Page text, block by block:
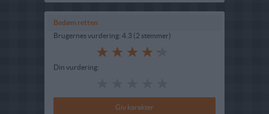
Bedøm retten
Brugernes vurdering: 4.3 (2 stemmer)
Din vurdering: